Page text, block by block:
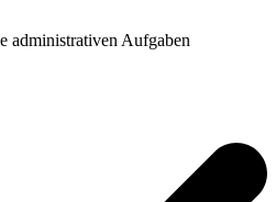
administrativen Aufgaben